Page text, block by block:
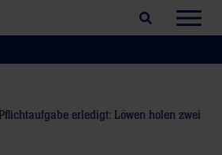
Suchfeld öffnen
Pflichtaufgabe erledigt: Löwen holen zwei